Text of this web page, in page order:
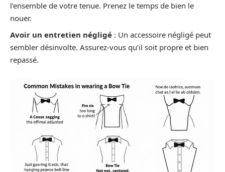
l’ensemble de votre tenue. Prenez le temps de bien le
nouer.
Avoir un entretien négligé : Un accessoire négligé peut
sembler désinvolte. Assurez-vous qu’il soit propre et bien
repassé.